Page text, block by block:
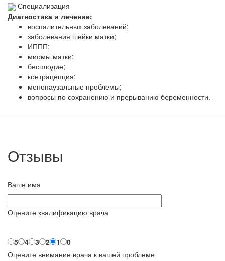
Специализация
Диагностика и лечение:
воспалительных заболеваний;
заболевания шейки матки;
ИППП;
миомы матки;
бесплодие;
контрацепция;
менопаузальные проблемы;
вопросы по сохранению и прерыванию беременности.
Отзывы
Ваше имя
Оцените квалификацию врача
5 4 3 2 1
0
Оцените внимание врача к вашей проблеме